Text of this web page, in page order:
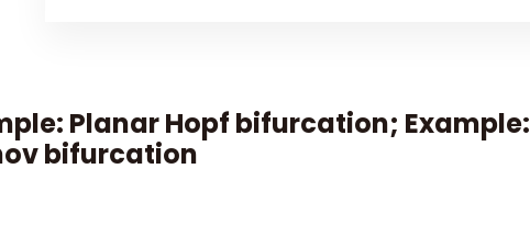
Planar Hopf bifurcation; Example:
bifurcation